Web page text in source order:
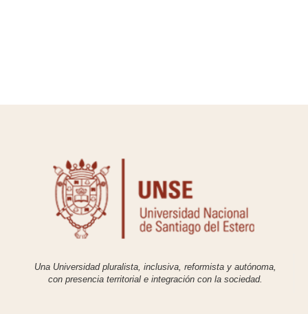
Una Universidad pluralista, inclusiva, reformista y autónoma,
con presencia territorial e integración con la sociedad.